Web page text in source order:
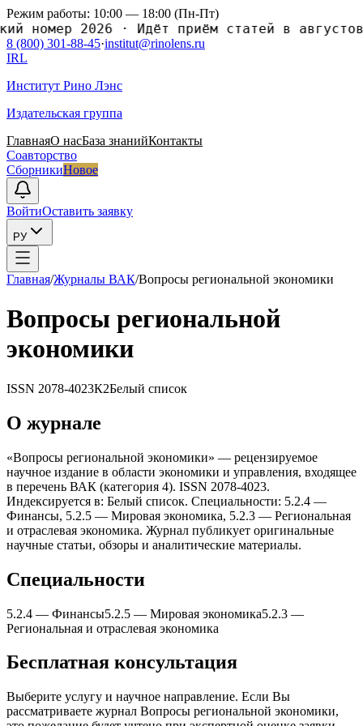
Режим работы: 10:00 — 18:00 (Пн-Пт)
номер 2026· Идёт приём статей в
8 (800) 301-88-45·institut@rinolens.ru
IRL
Институт Рино Лэнс
Издательская группа
ГлавнаяО насБаза знанийКонтакты
Соавторство
СборникиНовое
ВойтиОставить заявку
РУ
Главная/Журналы ВАК/Вопросы региональной экономики
Вопросы региональной
экономики
ISSN 2078-4023К2Белый список
О журнале
«Вопросы региональной экономики» — рецензируемое
научное издание в области экономики и управления, входящее
в перечень ВАК (категория 4). ISSN 2078-4023.
Индексируется в: Белый список. Специальности: 5.2.4 —
Финансы, 5.2.5 — Мировая экономика, 5.2.3 — Региональная
и отраслевая экономика. Журнал публикует оригинальные
научные статьи, обзоры и аналитические материалы.
Специальности
5.2.4 — Финансы5.2.5 — Мировая экономика5.2.3 —
Региональная и отраслевая экономика
Бесплатная консультация
Выберите услугу и научное направление. Если Вы
рассматриваете журнал Вопросы региональной экономики,